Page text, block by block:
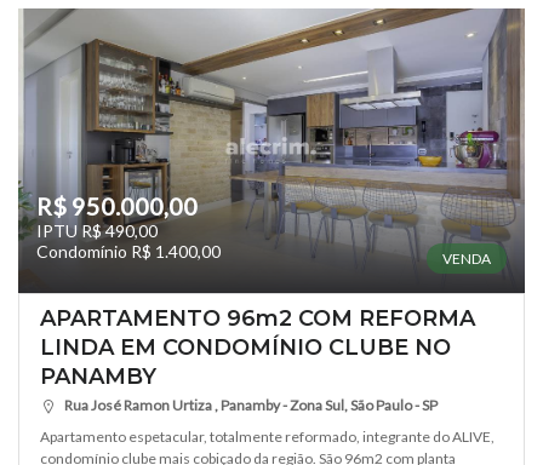
R$ 950.000,00
IPTU R$ 490,00
Condomínio R$ 1.400,00
VENDA
APARTAMENTO 96m2 COM REFORMA
LINDA EM CONDOMÍNIO CLUBE NO
PANAMBY
Rua José Ramon Urtiza , Panamby - Zona Sul, São Paulo - SP
Apartamento espetacular, totalmente reformado, integrante do ALIVE,
condomínio clube mais cobiçado da região. São 96m2 com planta